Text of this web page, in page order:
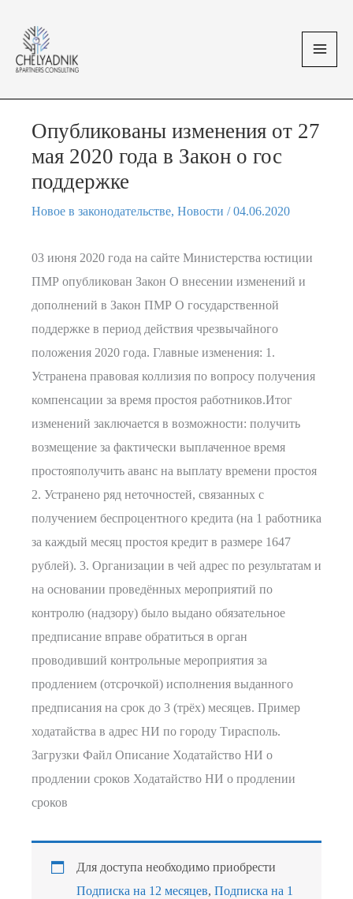
содержимому
Опубликованы изменения от 27
мая 2020 года в Закон о гос
поддержке
Новое в законодательстве, Новости /04.06.2020
03 июня 2020 года на сайте Министерства юстиции
ПМР опубликован Закон О внесении изменений и
дополнений в Закон ПМР О государственной
поддержке в период действия чрезвычайного
положения 2020 года. Главные изменения: 1.
Устранена правовая коллизия по вопросу получения
компенсации за время простоя работников.Итог
изменений заключается в возможности: получить
возмещение за фактически выплаченное время
простояполучить аванс на выплату времени простоя
2. Устранено ряд неточностей, связанных с
получением беспроцентного кредита (на 1 работника
за каждый месяц простоя кредит в размере 1647
рублей). 3. Организации в чей адрес по результатам и
на основании проведённых мероприятий по
контролю (надзору) было выдано обязательное
предписание вправе обратиться в орган
проводивший контрольные мероприятия за
продлением (отсрочкой) исполнения выданного
предписания на срок до 3 (трёх) месяцев. Пример
ходатайства в адрес НИ по городу Тирасполь.
Загрузки Файл Описание Ходатайство НИ о
продлении сроков Ходатайство НИ о продлении
сроков
Для доступа необходимо приобрести
Подписка на 12 месяцев,Подписка на 1